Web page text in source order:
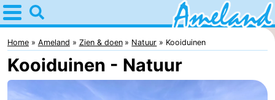
Home
Ameland
Tips
Voor
Home Ameland Zien & doen Natuur Kooiduinen
Kooiduinen - Natuur